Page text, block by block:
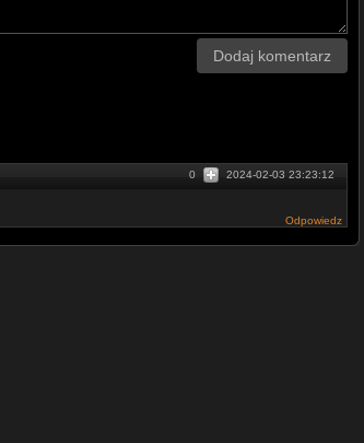
Dodaj komentarz
2024-02-03 23:23:12
0
Odpowiedz